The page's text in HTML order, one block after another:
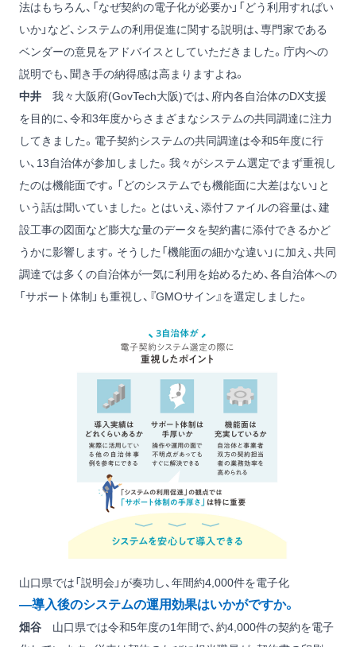
法はもちろん、「なぜ契約の電子化が必要か」「どう利用すればい
いか」など、システムの利用促進に関する説明は、専門家である
ベンダーの意見をアドバイスとしていただきました。庁内への
説明でも、聞き手の納得感は高まりますよね。
中井 我々大阪府(GovTech大阪)では、府内各自治体のDX支援
を目的に、令和3年度からさまざまなシステムの共同調達に注力
してきました。電子契約システムの共同調達は令和5年度に行
い、13自治体が参加しました。我々がシステム選定でまず重視し
たのは機能面です。「どのシステムでも機能面に大差はない」と
いう話は聞いていました。とはいえ、添付ファイルの容量は、建
設工事の図面など膨大な量のデータを契約書に添付できるかど
うかに影響します。そうした「機能面の細かな違い」に加え、共同
調達では多くの自治体が一気に利用を始めるため、各自治体への
「サポート体制」も重視し、『GMOサイン』を選定しました。
山口県では「説明会」が奏功し、年間約4,000件を電子化
―導入後のシステムの運用効果はいかがですか。
畑谷 山口県では令和5年度の1年間で、約4,000件の契約を電子